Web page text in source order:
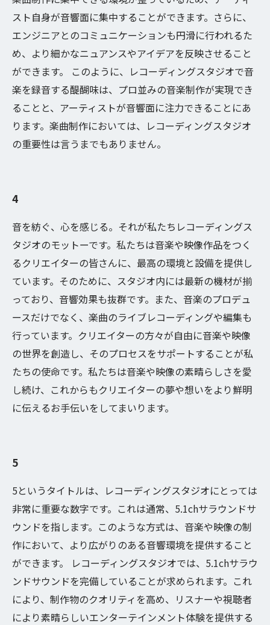
スト自身が音響面に集中することができます。さらに、
エンジニアとのコミュニケーションも円滑に行われるた
め、より細かなニュアンスやアイデアを反映させること
ができます。 このように、レコーディングスタジオで音
楽を録音する醍醐味は、プロ並みの音楽制作が実現でき
ることと、アーティストが音響面に注力できることにあ
ります。楽曲制作においては、レコーディングスタジオ
の重要性は言うまでもありません。
4
音を紡ぐ、心を感じる。それが私たちレコーディングス
タジオのモットーです。私たちは音楽や映像作品をつく
るクリエイターの皆さんに、最高の環境と設備を提供し
ています。そのために、スタジオ内には最新の機材が揃
っており、音響効果も抜群です。また、音楽のプロデュ
ースだけでなく、楽曲のライブレコーディングや編集も
行っています。クリエイターの方々が自由に音楽や映像
の世界を創造し、そのプロセスをサポートすることが私
たちの使命です。私たちは音楽や映像の素晴らしさを愛
し続け、これからもクリエイターの夢や想いをより鮮明
に伝えるお手伝いをしてまいります。
5
5というタイトルは、レコーディングスタジオにとっては
非常に重要な数字です。これは通常、5.1chサラウンドサ
ウンドを指します。このような方式は、音楽や映像の制
作において、より広がりのある音響環境を提供すること
ができます。 レコーディングスタジオでは、5.1chサラウ
ンドサウンドを完備していることが求められます。これ
により、制作物のクオリティを高め、リスナーや視聴者
により素晴らしいエンターテインメント体験を提供する